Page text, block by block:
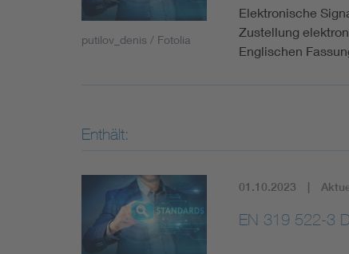
putilov_denis / Fotolia
Elektronische
Zustellung
Englischen
Enthält:
01.10.2023
EN 319 522-3